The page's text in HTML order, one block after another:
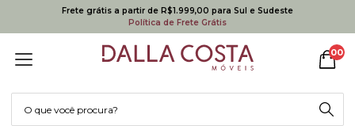
Frete grátis a partir de R$1.999,00 para Sul e Sudeste
Política de Frete Grátis
00